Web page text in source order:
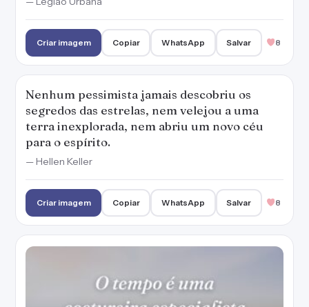
Criar imagem Copiar WhatsApp Salvar 8
Nenhum pessimista jamais descobriu os
segredos das estrelas, nem velejou a uma
terra inexplorada, nem abriu um novo céu
para o espírito.
— Hellen Keller
Criar imagem Copiar WhatsApp Salvar 8